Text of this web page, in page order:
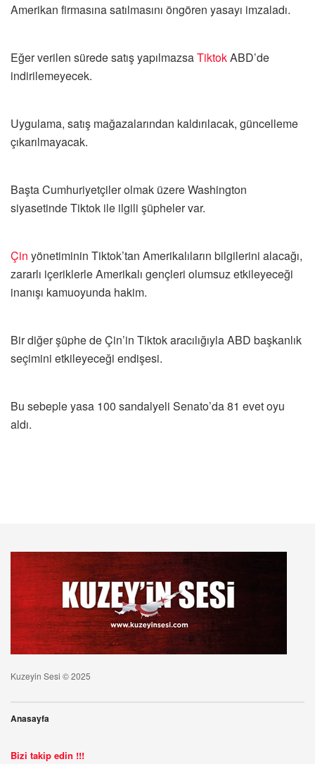
Amerikan firmasına satılmasını öngören yasayı imzaladı.
Eğer verilen sürede satış yapılmazsaTiktokABD’de
indirilemeyecek.
Uygulama, satış mağazalarından kaldırılacak, güncelleme
çıkarılmayacak.
Başta Cumhuriyetçiler olmak üzere Washington
siyasetinde Tiktok ile ilgili şüpheler var.
Çin yönetiminin Tiktok’tan Amerikalıların bilgilerini alacağı,
zararlı içeriklerle Amerikalı gençleri olumsuz etkileyeceği
inanışı kamuoyunda hakim.
Bir diğer şüphe de Çin’in Tiktok aracılığıyla ABD başkanlık
seçimini etkileyeceği endişesi.
Bu sebeple yasa 100 sandalyeli Senato’da 81 evet oyu
aldı.
Kuzeyin Sesi © 2025
Anasayfa
Bizi takip edin !!!